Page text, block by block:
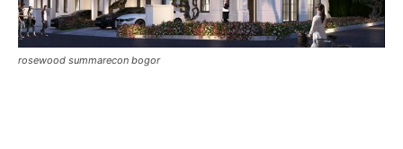
rosewood summarecon bogor